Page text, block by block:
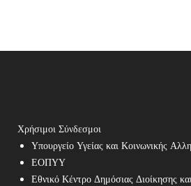
Χρήσιμοι Σύνδεσμοι
Υπουργείο Υγείας και Κοινωνικής
ΕΟΠΥΥ
Εθνικό Κέντρο Δημόσιας Διοίκησης